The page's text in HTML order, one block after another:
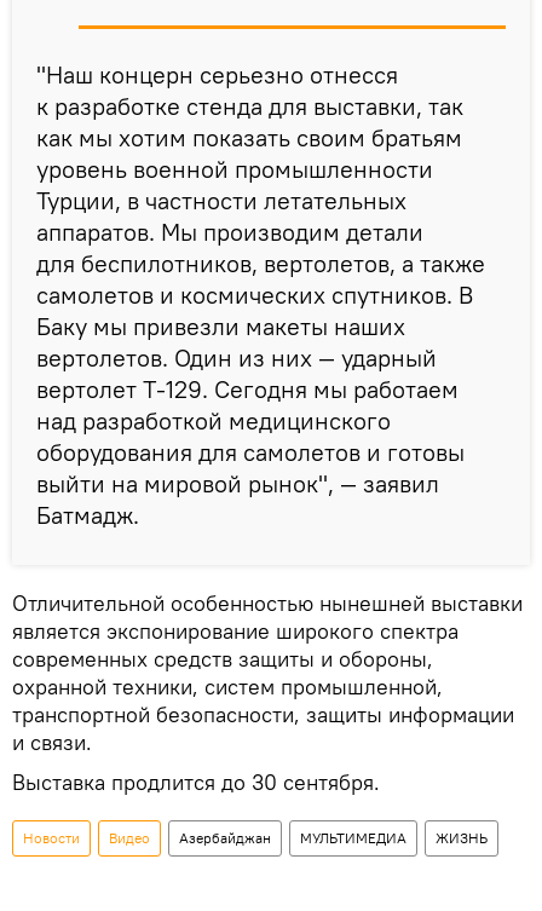
"Наш концерн серьезно отнесся
к разработке стенда для выставки, так
как мы хотим показать своим братьям
уровень военной промышленности
Турции, в частности летательных
аппаратов. Мы производим детали
для беспилотников, вертолетов, а также
самолетов и космических спутников. В
Баку мы привезли макеты наших
вертолетов. Один из них — ударный
вертолет Т-129. Сегодня мы работаем
над разработкой медицинского
оборудования для самолетов и готовы
выйти на мировой рынок", — заявил
Батмадж.
Отличительной особенностью нынешней выставки
является экспонирование широкого спектра
современных средств защиты и обороны,
охранной техники, систем промышленной,
транспортной безопасности, защиты информации
и связи.
Выставка продлится до 30 сентября.
Новости Видео Азербайджан МУЛЬТИМЕДИА ЖИЗНЬ